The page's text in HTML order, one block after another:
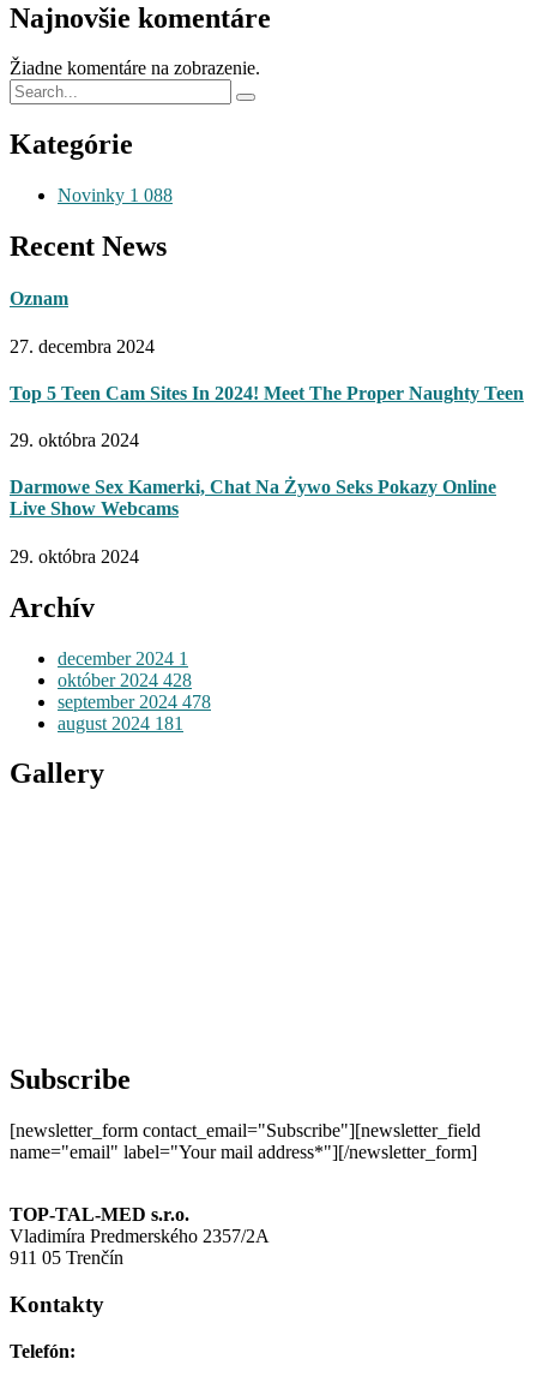
Najnovšie komentáre
Žiadne komentáre na zobrazenie.
Kategórie
Novinky 1 088
Recent News
Oznam
27. decembra 2024
Top 5 Teen Cam Sites In 2024! Meet The Proper Naughty Teen
29. októbra 2024
Darmowe Sex Kamerki, Chat Na Żywo Seks Pokazy Online
Live Show Webcams
29. októbra 2024
Archív
december 2024 1
október 2024 428
september 2024 478
august 2024 181
Gallery
Subscribe
[newsletter_form contact_email="Subscribe"][newsletter_field
name="email" label="Your mail address*"][/newsletter_form]
TOP-TAL-MED s.r.o.
Vladimíra Predmerského 2357/2A
911 05 Trenčín
Kontakty
Telefón: